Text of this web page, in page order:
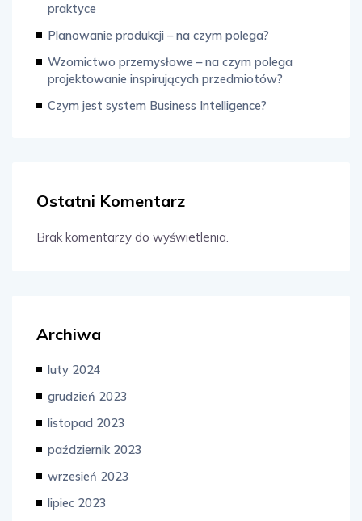
praktyce
Planowanie produkcji – na czym polega?
Wzornictwo przemysłowe – na czym polega
projektowanie inspirujących przedmiotów?
Czym jest system Business Intelligence?
Ostatni Komentarz
Brak komentarzy do wyświetlenia.
Archiwa
luty 2024
grudzień 2023
listopad 2023
październik 2023
wrzesień 2023
lipiec 2023